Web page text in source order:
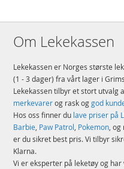
Om Lekekassen
Lekekassen er Norges største
(1 - 3 dager) fra vårt lager i
Lekekassen tilbyr et stort utvalg
merkevarerog rask oggod
Hos oss finner du lave priser på
Barbie Paw Patrol Pokemon ,
er du sikret best pris. Vi tilbyr
Klarna.
Vi er eksperter på leketøy og